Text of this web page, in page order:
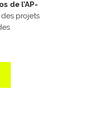
de l’AP-
projets